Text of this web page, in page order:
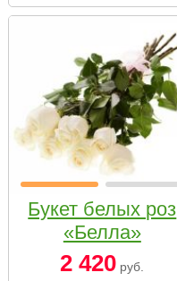
Букет белых роз
«Белла»
2 420 руб.